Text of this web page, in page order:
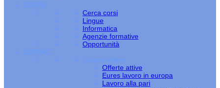
CORSI
Cerca corsi
Lingue
Informatica
Agenzie formative
Opportunità
ESTERO
Lavoro estero
Offerte attive
Eures lavoro in europa
Lavoro alla pari